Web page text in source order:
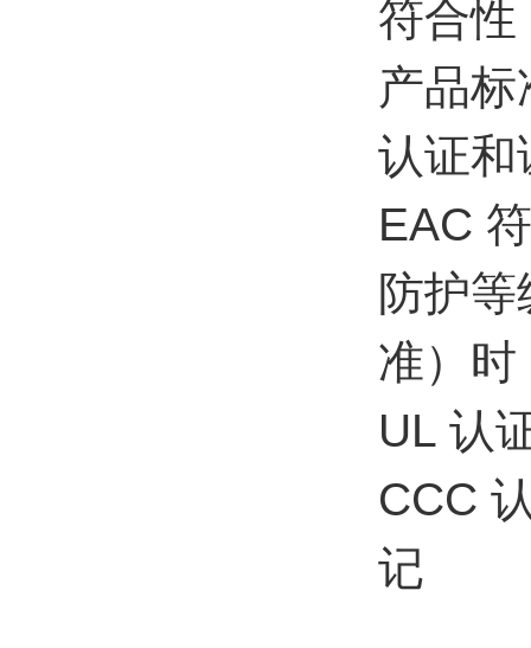
符合性
产品
认证和
EAC
防护
准）时
UL 认
CCC
记